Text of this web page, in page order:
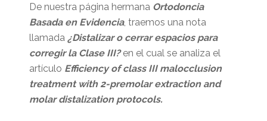
De nuestra página hermana Ortodoncia
Basada en Evidencia, traemos una nota
llamada ¿Distalizar o cerrar espacios para
corregir la Clase III?en el cual se analiza el
artículo Efficiency of class III malocclusion
treatment with 2-premolar extraction and
molar distalization protocols.